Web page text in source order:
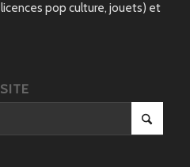
pop culture, jouets) et